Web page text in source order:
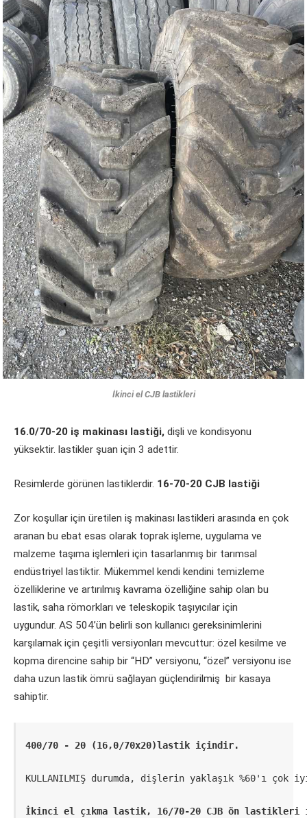
İkinci el CJB lastikleri
16.0/70-20 iş makinası lastiği, dişli ve kondisyonu
yüksektir. lastikler şuan için 3 adettir.
Resimlerde görünen lastiklerdir. 16-70-20 CJB lastiği
Zor koşullar için üretilen iş makinası lastikleri arasında en çok
aranan bu ebat esas olarak toprak işleme, uygulama ve
malzeme taşıma işlemleri için tasarlanmış bir tarımsal
endüstriyel lastiktir. Mükemmel kendi kendini temizleme
özelliklerine ve artırılmış kavrama özelliğine sahip olan bu
lastik, saha römorkları ve teleskopik taşıyıcılar için
uygundur. AS 504’ün belirli son kullanıcı gereksinimlerini
karşılamak için çeşitli versiyonları mevcuttur: özel kesilme ve
kopma direncine sahip bir “HD” versiyonu, “özel” versiyonu ise
daha uzun lastik ömrü sağlayan güçlendirilmiş bir kasaya
sahiptir.
400/70 - 20 (16,0/70x20)lastik içindir.
KULLANILMIŞ durumda, dişlerin yaklaşık %60'ı çok
İkinci el çıkma lastik, 16/70-20 CJB ön lastikleri